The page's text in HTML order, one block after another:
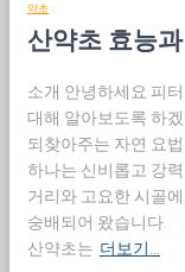
약초
산약초 효능
소개 안녕하세요 피
대해 알아보도록 하
되찾아주는 자연 요
하나는 신비롭고 강
거리와 고요한 시골
숭배되어 왔습니다.
산약초는 더보기…